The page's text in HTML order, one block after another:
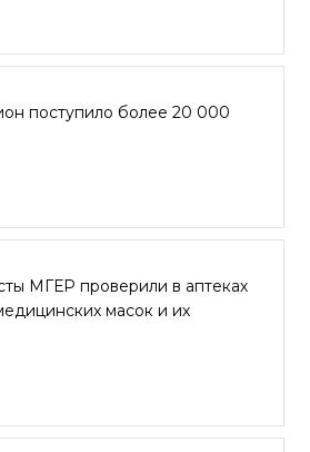
поступило более 20 000
МГЕР проверили в аптеках
масок и их